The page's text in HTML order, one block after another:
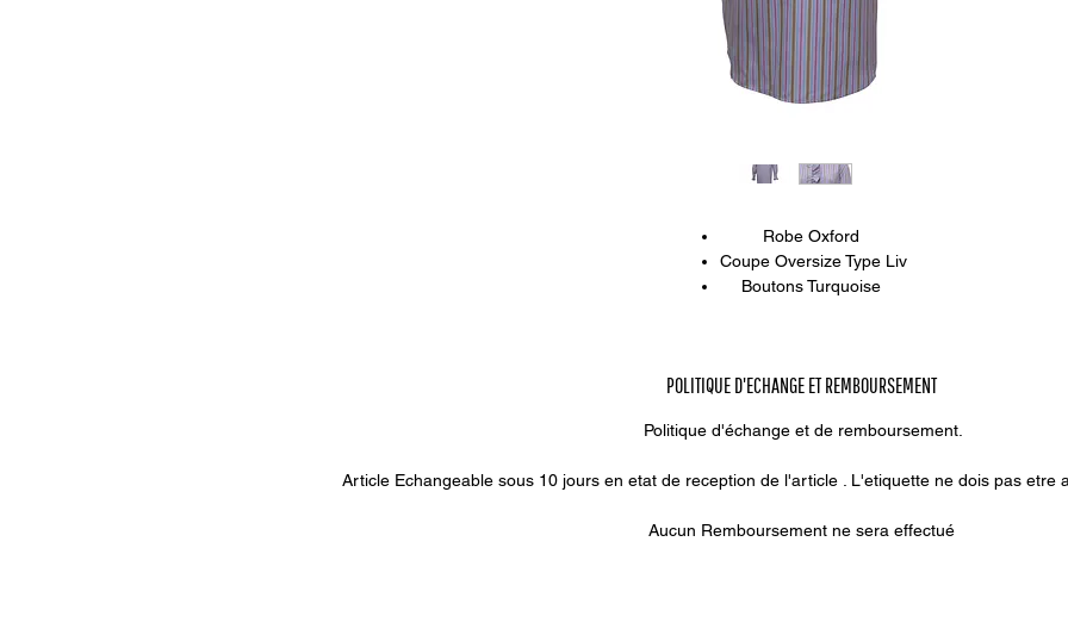
Robe Oxford
Coupe Oversize Type Liv
Boutons Turquoise
POLITIQUE D'ECHANGE ET REMBOURSEMENT
Politique d'échange et de remboursement.
Article Echangeable sous 10 jours en etat de reception de l'article . L'etiquette ne dois pas etre
Aucun Remboursement ne sera effectué